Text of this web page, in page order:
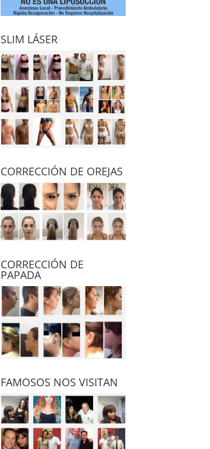
SLIM LÁSER
CORRECCIÓN DE OREJAS
CORRECCIÓN DE
PAPADA
FAMOSOS NOS VISITAN